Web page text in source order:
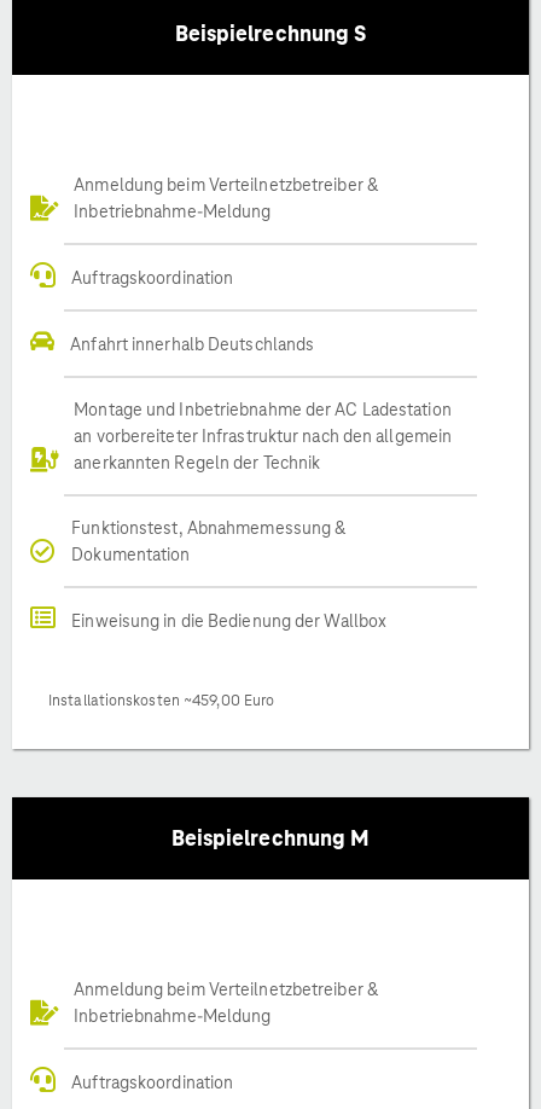
Beispielrechnung S
Anmeldung beim Verteilnetzbetreiber &
Inbetriebnahme-Meldung
Auftragskoordination
Anfahrt innerhalb Deutschlands
Montage und Inbetriebnahme der AC Ladestation
an vorbereiteter Infrastruktur nach den allgemein
anerkannten Regeln der Technik
Funktionstest, Abnahmemessung &
Dokumentation
Einweisung in die Bedienung der Wallbox
Installationskosten ~459,00 Euro
Beispielrechnung M
Anmeldung beim Verteilnetzbetreiber &
Inbetriebnahme-Meldung
Auftragskoordination